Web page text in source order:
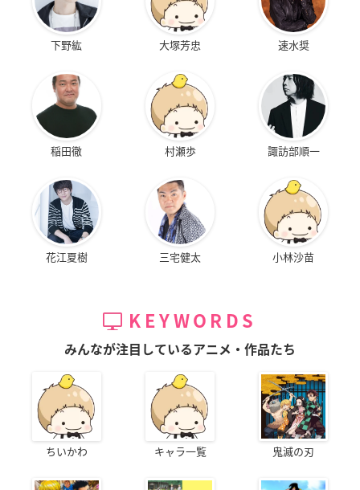
下野紘 大塚芳忠 速水奨
稲田徹 村瀬歩 諏訪部順一
花江夏樹 三宅健太 小林沙苗
KEYWORDS
みんなが注目しているアニメ・作品たち
ちいかわ キャラ一覧 鬼滅の刃